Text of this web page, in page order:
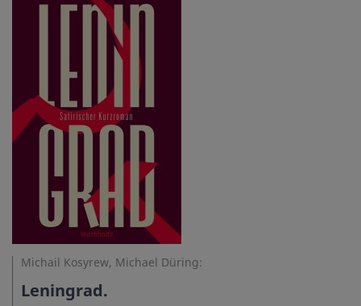
Michail Kosyrew, Michael Düring:
Leningrad.